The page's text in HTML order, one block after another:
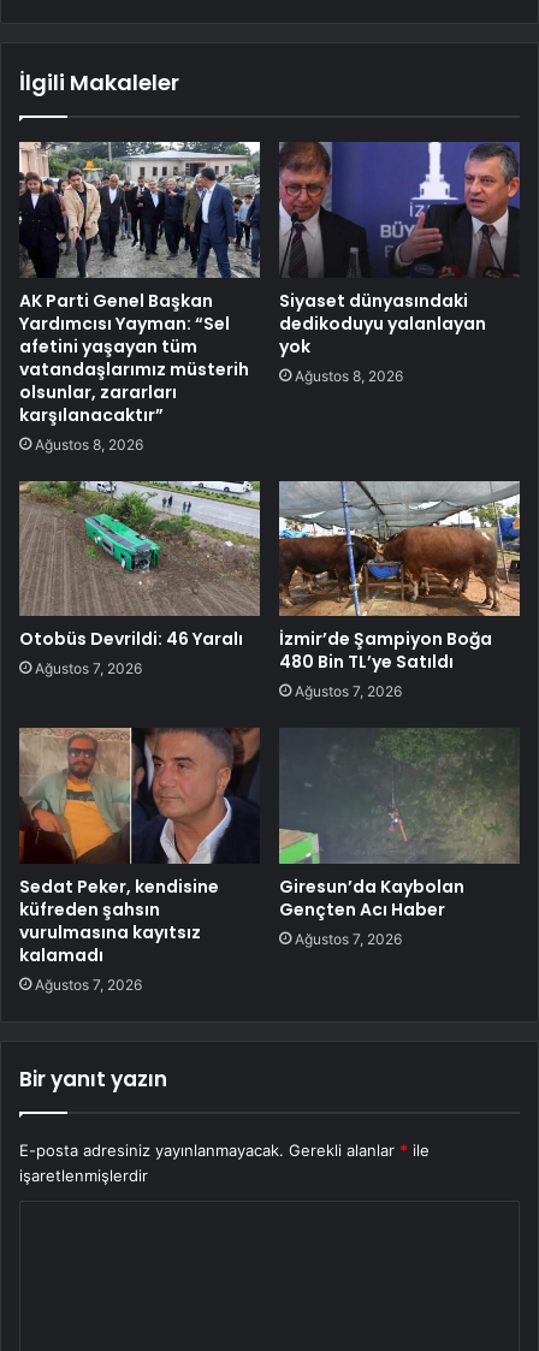
İlgili Makaleler
AK Parti Genel Başkan
Yardımcısı Yayman: “Sel
afetini yaşayan tüm
vatandaşlarımız müsterih
olsunlar, zararları
karşılanacaktır”
Ağustos 8, 2026
Siyaset dünyasındaki
dedikoduyu yalanlayan
yok
Ağustos 8, 2026
Otobüs Devrildi: 46 Yaralı
Ağustos 7, 2026
İzmir’de Şampiyon Boğa
480 Bin TL’ye Satıldı
Ağustos 7, 2026
Sedat Peker, kendisine
küfreden şahsın
vurulmasına kayıtsız
kalamadı
Ağustos 7, 2026
Giresun’da Kaybolan
Gençten Acı Haber
Ağustos 7, 2026
Bir yanıt yazın
E-posta adresiniz yayınlanmayacak. Gerekli alanlar * ile
işaretlenmişlerdir